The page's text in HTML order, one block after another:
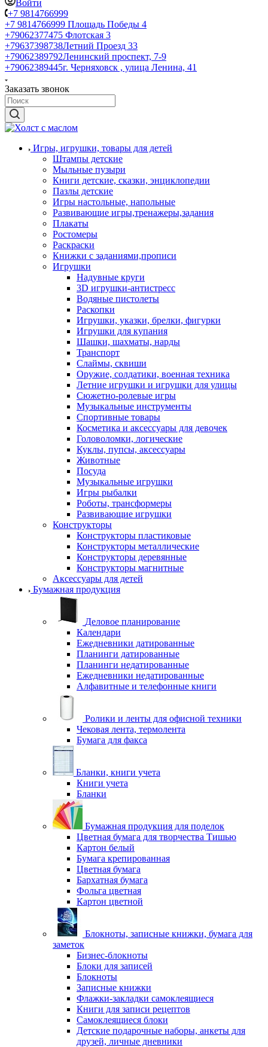
Войти
+7 9814766999
+7 9814766999 Площадь Победы 4
+79062377475 Флотская 3
+79637398738Летний Проезд 33
+79062389792Ленинский проспект, 7-9
+79062389445г. Черняховск , улица Ленина, 41
Заказать звонок
Игры, игрушки, товары для детей
Штампы детские
Мыльные пузыри
Книги детские, сказки, энциклопедии
Пазлы детские
Игры настольные, напольные
Развивающие игры,тренажеры,задания
Плакаты
Ростомеры
Раскраски
Книжки с заданиями,прописи
Игрушки
Надувные круги
3D игрушки-антистресс
Водяные пистолеты
Раскопки
Игрушки, указки, брелки, фигурки
Игрушки для купания
Шашки, шахматы, нарды
Транспорт
Слаймы, сквиши
Оружие, солдатики, военная техника
Летние игрушки и игрушки для улицы
Сюжетно-ролевые игры
Музыкальные инструменты
Спортивные товары
Косметика и аксессуары для девочек
Головоломки, логические
Куклы, пупсы, аксессуары
Животные
Посуда
Музыкальные игрушки
Игры рыбалки
Роботы, трансформеры
Развивающие игрушки
Конструкторы
Конструкторы пластиковые
Конструкторы металлические
Конструкторы деревянные
Конструкторы магнитные
Аксессуары для детей
Бумажная продукция
Деловое планирование
Календари
Ежедневники датированные
Планинги датированные
Планинги недатированные
Ежедневники недатированные
Алфавитные и телефонные книги
Ролики и ленты для офисной техники
Чековая лента, термолента
Бумага для факса
Бланки, книги учета
Книги учета
Бланки
Бумажная продукция для поделок
Цветная бумага для творчества Тишью
Картон белый
Бумага крепированная
Цветная бумага
Бархатная бумага
Фольга цветная
Картон цветной
Блокноты, записные книжки, бумага для
заметок
Бизнес-блокноты
Блоки для записей
Блокноты
Записные книжки
Флажки-закладки самоклеящиеся
Книги для записи рецептов
Самоклеящиеся блоки
Детские подарочные наборы, анкеты для
друзей, личные дневники